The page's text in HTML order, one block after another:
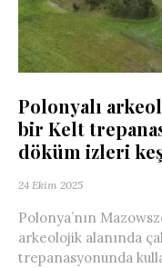
Polonyalı
bir Kelt
döküm izleri
24 Ekim 2025
Polonya’nın
arkeolojik alanında
trepanasyonunda